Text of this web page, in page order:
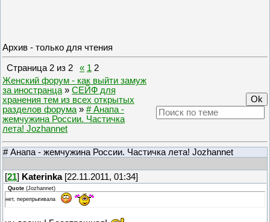
Архив - только для чтения
Страница2 из 2 « 1 2
Женский форум - как выйти замуж
за иностранца » СЕЙФ для
хранения тем из всех открытых
разделов форума » # Анапа -
жемчужина России. Частичка
лета! Jozhannet
# Анапа - жемчужина России. Частичка лета! Jozhannet
[21] Katerinka[22.11.2011, 01:34]
Quote (Jozhannet)
нет, перепрыгивала